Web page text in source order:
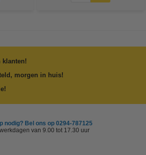
klanten!
morgen in huis!
nodig? Bel ons op 0294-787125
van 9.00 tot 17.30 uur